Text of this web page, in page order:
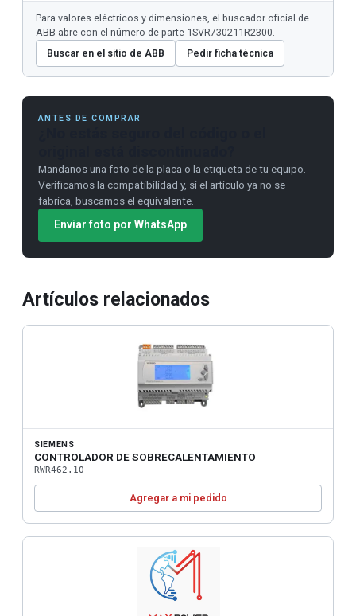
Para valores eléctricos y dimensiones, el buscador oficial de
ABB abre con el número de parte 1SVR730211R2300.
Buscar en el sitio de ABB
Pedir ficha técnica
ANTES DE COMPRAR
Mandanos una foto de la placa o la etiqueta de tu equipo.
Verificamos la compatibilidad y, si el artículo ya no se
fabrica, buscamos el equivalente.
Enviar foto por WhatsApp
Artículos relacionados
SIEMENS
CONTROLADOR DE SOBRECALENTAMIENTO
RWR462.10
Agregar a mi pedido